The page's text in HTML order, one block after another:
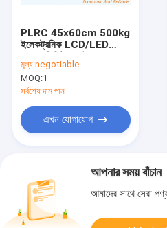
PLRC 45x60cm 500kg
ইলেকট্রনিক LCD/LED
লেপযুক্ত হালকা ইস্পাত ওজন
স্কেল 220V ওজন যানবাহন
জন্য
মূল্য:negotiable
MOQ:1
সর্বশেষ দাম পান
এখন যোগাযোগ
আপনার সময় বাঁচান
আমাদের সাথে সেরা